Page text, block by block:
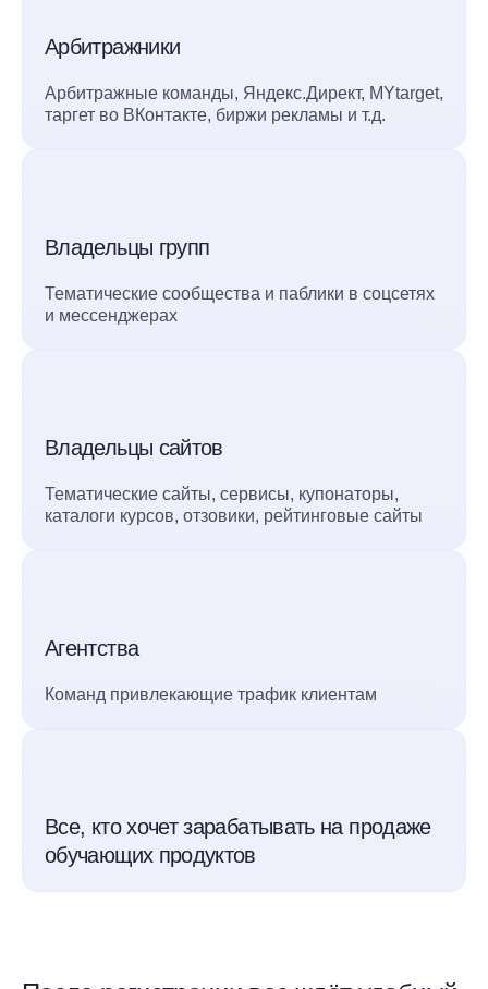
Арбитражники
Арбитражные команды, Яндекс.Директ, MYtarget,
таргет во ВКонтакте, биржи рекламы и т.д.
Владельцы групп
Тематические сообщества и паблики в соцсетях
и мессенджерах
Владельцы сайтов
Тематические сайты, сервисы, купонаторы,
каталоги курсов, отзовики, рейтинговые сайты
Агентства
Команд привлекающие трафик клиентам
Все, кто хочет зарабатывать на продаже
обучающих продуктов